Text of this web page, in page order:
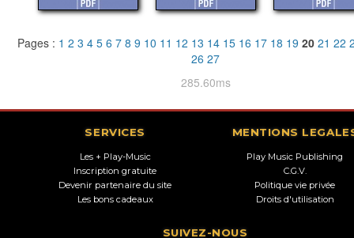
Pages : 1 2 3 4 5 6 7 8 9 10 11 12 13 14 15 16 17 18 19 20 21 22
26 27
285.60ms
SERVICES
Les + Play-Music
Inscription gratuite
Devenir partenaire du site
Les bons cadeaux
MENTIONS
Play Music Publishing
C.G.V.
Politique vie privée
Droits d'utilisation
SUIVEZ-NOUS